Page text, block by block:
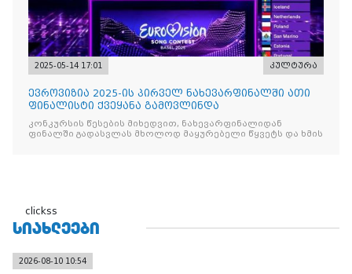
2025-05-14 17:01 კულტურა
ევროვიზია 2025-ის პირველ ნახევარფინალში ათი
ფინალისტი ქვეყანა გამოვლინდა
კონკურსის წესების მიხედვით, ნახევარფინალიდან
ფინალში გადასვლას მხოლოდ მაყურებელი წყვეტს და ხმის
clickss
ᲡᲘᲐᲮᲚᲔᲔᲑᲘ
2026-08-10 10:54